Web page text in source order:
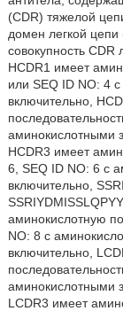
(CDR) тяжелой
домен легкой
совокупность
HCDR1 имеет
или SEQ ID NO: 4
включительно,
аминокислотными
HCDR3 имеет
6, SEQ ID NO: 6 с
включительно,
аминокислотную
NO: 8 с
включительно,
аминокислотными
LCDR3 имеет